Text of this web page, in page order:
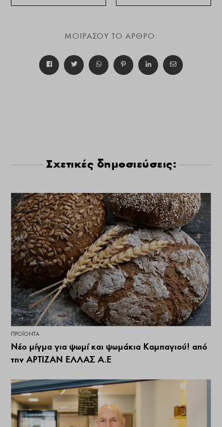
ΜΟΙΡΑΣΟΥ ΤΟ ΑΡΘΡΟ:
Σχετικές δημοσιεύσεις:
ΠΡΟΪΌΝΤΑ
Νέο μίγμα για ψωμί και ψωμάκια Καμπαγιού! από
την ΑΡΤΙΖΑΝ ΕΛΛΑΣ Α.Ε